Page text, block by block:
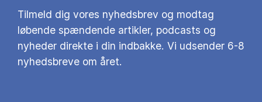
Tilmeld dig vores nyhedsbrev og modtag
løbende spændende artikler, podcasts og
nyheder direkte i din indbakke. Vi udsender 6-8
nyhedsbreve om året.